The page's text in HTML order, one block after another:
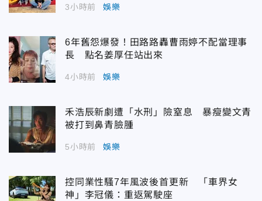
3小時前 娛樂
6年舊怨爆發！田路路轟曹雨婷不配當理事
長 點名姜厚任站出來
4小時前 娛樂
禾浩辰新劇遭「水刑」險窒息 暴瘦變文青
被打到鼻青臉腫
5小時前 娛樂
控同業性騷7年風波後首更新 「車界女
神」李冠儀：重返駕駛座